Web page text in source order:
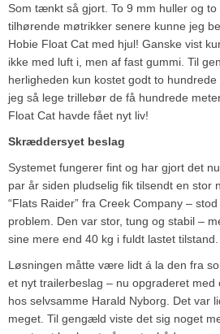
Som tænkt så gjort. To 9 mm huller og
tilhørende møtrikker senere kunne jeg
Hobie Float Cat med hjul! Ganske vist
ikke med luft i, men af fast gummi. Til
herligheden kun kostet godt to
jeg så lege trillebør de få hundrede
Float Cat havde fået nyt liv!
Skræddersyet beslag
Systemet fungerer fint og har gjort det
par år siden pludselig fik tilsendt en stor
“Flats Raider” fra Creek Company –
problem. Den var stor, tung og stabil –
sine mere end 40 kg i fuldt lastet tilstand.
Løsningen måtte være lidt á la den fra
et nyt trailerbeslag – nu opgraderet med
hos selvsamme Harald Nyborg. Det var
meget. Til gengæld viste det sig noget